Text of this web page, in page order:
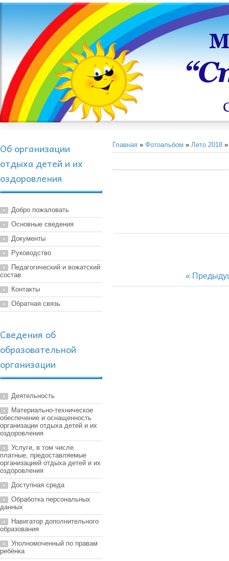
Об организации
отдыха детей и их
оздоровления
Добро пожаловать
Основные сведения
Документы
Руководство
Педагогический и вожатский
состав
Контакты
Обратная связь
Сведения об
образовательной
организации
Деятельность
Материально-техническое
обеспечение и оснащенность
организации отдыха детей и их
оздоровления
Услуги, в том числе
платные, предоставляемые
организацией отдыха детей и их
оздоровления
Доступная среда
Обработка персональных
данных
Навигатор дополнительного
образования
Уполномоченный по правам
ребёнка
Главная » Фотоальбом » Лето 2018
«